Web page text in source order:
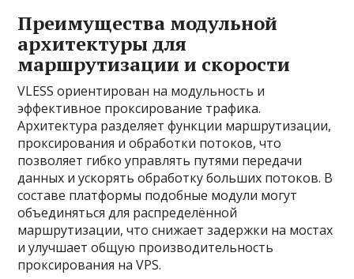
Преимущества модульной
архитектуры для
маршрутизации и скорости
VLESS ориентирован на модульность и
эффективное проксирование трафика.
Архитектура разделяет функции маршрутизации,
проксирования и обработки потоков, что
позволяет гибко управлять путями передачи
данных и ускорять обработку больших потоков. В
составе платформы подобные модули могут
объединяться для распределённой
маршрутизации, что снижает задержки на мостах
и улучшает общую производительность
проксирования на VPS.